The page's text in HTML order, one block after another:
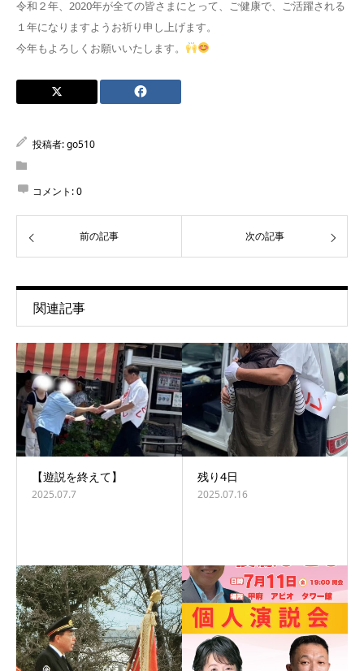
令和２年、2020年が全ての皆さまにとって、ご健康で、ご活躍される
１年になりますようお祈り申し上げます。
今年もよろしくお願いいたします。
投稿者:go510
コメント:0
前の記事 次の記事
関連記事
【遊説を終えて】
2025.07.7
残り4日
2025.07.16